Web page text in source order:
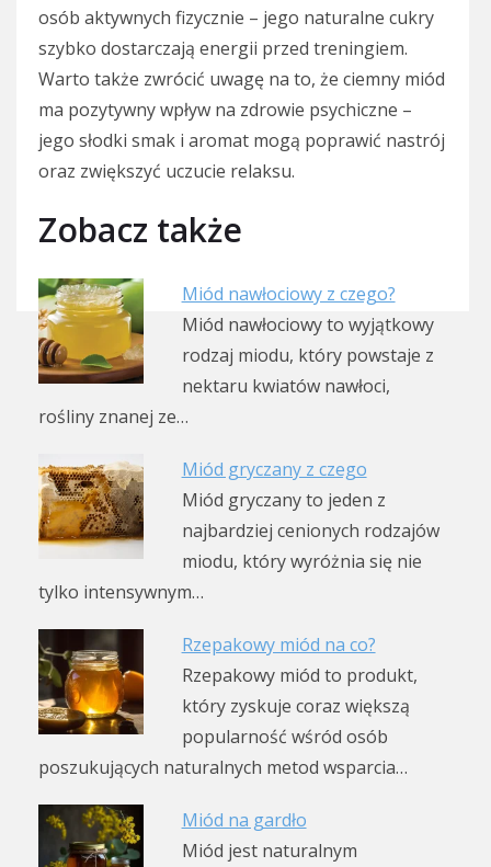
osób aktywnych fizycznie – jego naturalne cukry
szybko dostarczają energii przed treningiem.
Warto także zwrócić uwagę na to, że ciemny miód
ma pozytywny wpływ na zdrowie psychiczne –
jego słodki smak i aromat mogą poprawić nastrój
oraz zwiększyć uczucie relaksu.
Zobacz także
Miód nawłociowy z czego?
Miód nawłociowy to wyjątkowy
rodzaj miodu, który powstaje z
nektaru kwiatów nawłoci,
rośliny znanej ze…
Miód gryczany z czego
Miód gryczany to jeden z
najbardziej cenionych rodzajów
miodu, który wyróżnia się nie
tylko intensywnym…
Rzepakowy miód na co?
Rzepakowy miód to produkt,
który zyskuje coraz większą
popularność wśród osób
poszukujących naturalnych metod wsparcia…
Miód na gardło
Miód jest naturalnym